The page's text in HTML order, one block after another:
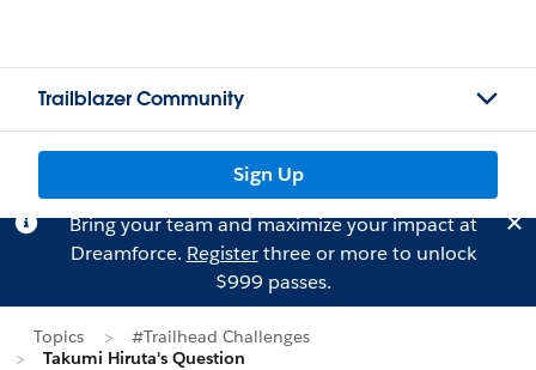
Trailblazer Community
Sign Up
Bring your team and maximize your impact at
Dreamforce. Registerthree or more to unlock
$999 passes.
Topics
#Trailhead Challenges
Takumi Hiruta's Question